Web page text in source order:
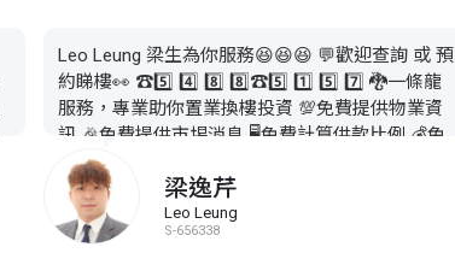
Leo Leung 梁生為你服務😆😆😆 💬歡迎查詢 或 預
約睇樓👀 ☎️5️⃣ 4️⃣ 8️⃣ 8️⃣☎️5️⃣ 1️⃣ 5️⃣ 7️⃣ 🐉一條龍
服務，專業助你置業換樓投資 💯免費提供物業資
訊 🎉免費提供市埸消息 🖥免費計算供款比例 💰免
費轉介銀行按揭 👨🏻‍⚖免費轉介律師樓 🔍成交後驗
樓服務 👨🏻‍💻成交後代理放盤
梁逸芹
Leo Leung
S-656338